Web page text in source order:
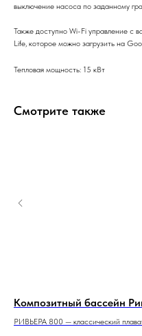
выключение насоса по заданному
Также доступно Wi-Fi управление с
Life, которое можно загрузить на
Тепловая мощность: 15 кВт
Смотрите также
Композитный бассейн
РИВЬЕРА 800 — классический